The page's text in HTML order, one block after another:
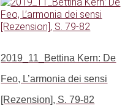
2019_11_Bettina Kern: De
Feo, L’armonia dei sensi
[Rezension], S. 79-82